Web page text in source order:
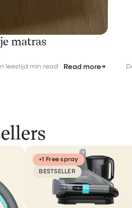
matras
leestijd min read Read more→
+1 Free spray
BESTSELLER